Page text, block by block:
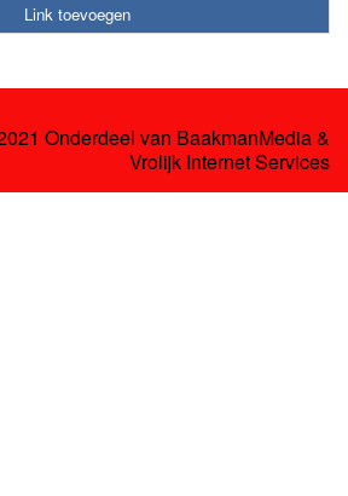
Link toevoegen
Onderdeel van BaakmanMedia&
Vrolijk Internet Services